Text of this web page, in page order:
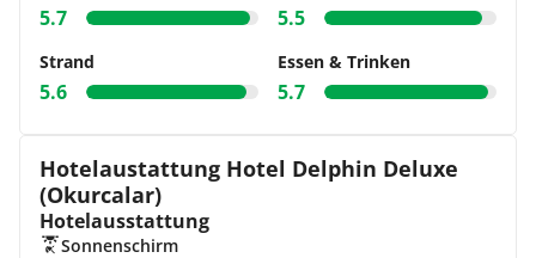
5.7 5.5
Strand
5.6
Essen & Trinken
5.7
Hotelaustattung Hotel Delphin Deluxe
(Okurcalar)
Hotelausstattung
Sonnenschirm